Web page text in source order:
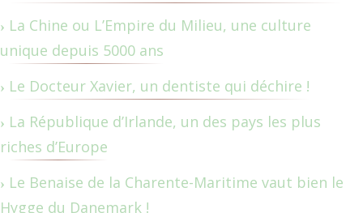
La Chine ou L’Empire du Milieu, une culture
unique depuis 5000 ans
Le Docteur Xavier, un dentiste qui déchire !
La République d’Irlande, un des pays les plus
riches d’Europe
Le Benaise de la Charente-Maritime vaut bien le
Hygge du Danemark !